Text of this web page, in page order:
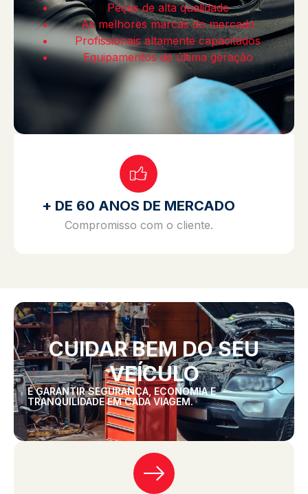
Peças de alta qualidade
As melhores marcas do mercado
Profissionais altamente capacitados
Equipamentos de última geração
+ DE 60 ANOS DE MERCADO
Compromisso com o cliente.
CUIDAR BEM DO SEU
VEÍCULO
É GARANTIR SEGURANÇA, ECONOMIA E
TRANQUILIDADE EM CADA VIAGEM.